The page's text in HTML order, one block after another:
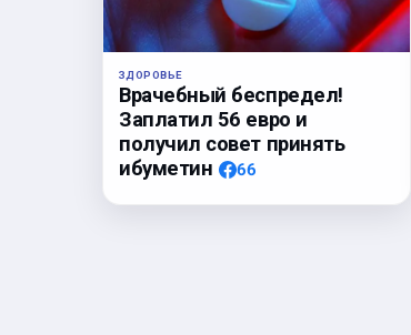
ЗДОРОВЬЕ
Врачебный беспредел!
Заплатил 56 евро и
получил совет принять
ибуметин
66